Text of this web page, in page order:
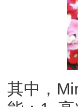
其中，